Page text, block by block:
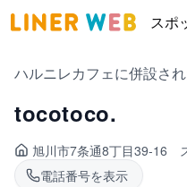
スポ
ハルニレカフェに併設さ
tocotoco.
旭川市7条通8丁目39-16
電話番号を表示